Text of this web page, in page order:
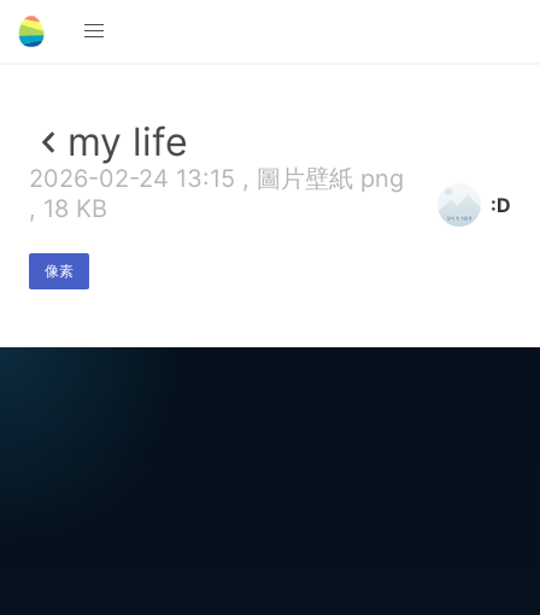
my life
2026-02-24 13:15 , 圖片壁紙 png
, 18 KB
像素
:D